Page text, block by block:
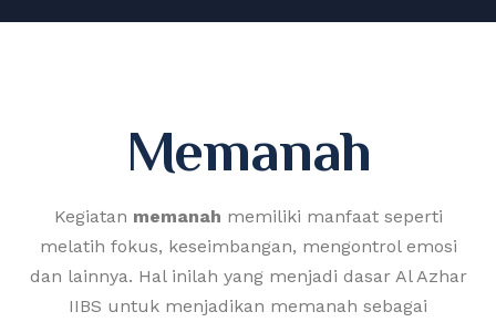
Memanah
Kegiatan memanah memiliki manfaat seperti
melatih fokus, keseimbangan, mengontrol emosi
dan lainnya. Hal inilah yang menjadi dasar Al Azhar
IIBS untuk menjadikan memanah sebagai